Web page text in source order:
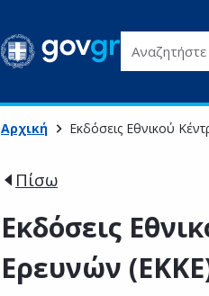
Αναζητήστε
Αρχική Εκδόσεις Εθνικού
Πίσω
Εκδόσεις
Ερευνών